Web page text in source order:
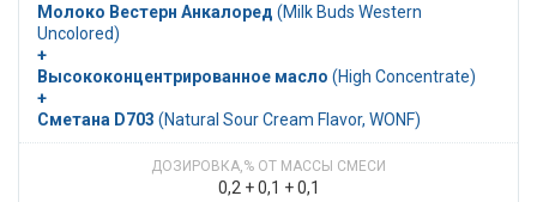
Молоко Вестерн Анкалоред ​​ (Milk Buds Western
Uncolored)
+
Высоко­­концентри­рован­ное масло ​​ (High Concentrate)
+
Сметана D703 ​​ (​Natural Sour Cream Flavor, WONF)
0,2 + 0,1 + 0,1